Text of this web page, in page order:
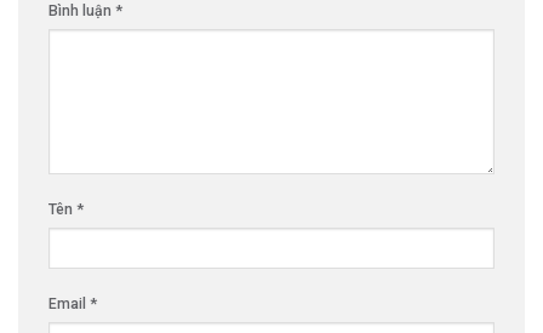
Bình luận *
Tên *
Email *